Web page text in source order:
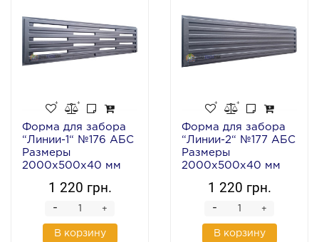
Форма для забора
“Линии-1“ №176 АБС
Размеры
2000х500х40 мм
1 220 грн.
+
-
В корзину
Форма для забора
“Линии-2“ №177 АБС
Размеры
2000х500х40 мм
1 220 грн.
+
-
В корзину